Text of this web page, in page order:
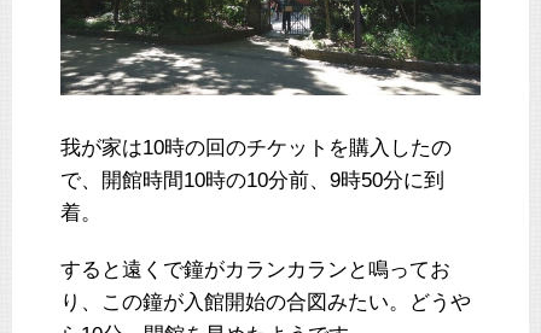
我が家は10時の回のチケットを購入したの
で、開館時間10時の10分前、9時50分に到
着。
すると遠くで鐘がカランカランと鳴ってお
り、この鐘が入館開始の合図みたい。どうや